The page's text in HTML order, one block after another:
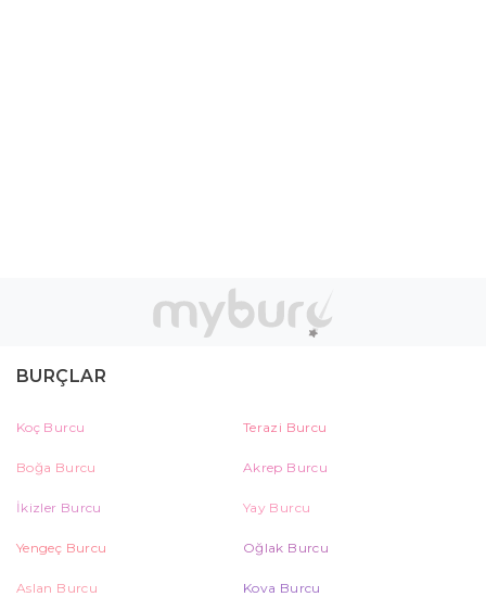
BURÇLAR
Koç Burcu Terazi Burcu
Boğa Burcu Akrep Burcu
İkizler Burcu Yay Burcu
Yengeç Burcu Oğlak Burcu
Aslan Burcu Kova Burcu